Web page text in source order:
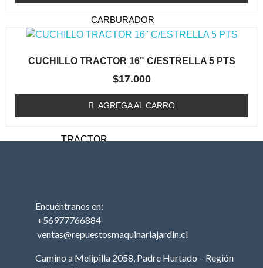
CARBURADOR
BOBINAS (ORILLADORA /
ACCESORIOS
(ORILLADORA/DESMALEZADORA)
OTROS (ORILLADORA
DESMALEZADORA)
TRACTOR
(TRACTOR)
EJE DE LEVAS
CUCHILLO TRACTOR 16" C/ESTRELLA 5 PTS
$17.000
AGREGA AL CARRO
Encuéntranos en:
+56977766884
ventas@repuestosmaquinariajardin.cl
Camino a Melipilla 2058, Padre Hurtado – Región